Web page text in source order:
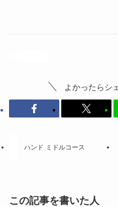
よかったらシ
ハンド ミドルコース
この記事を書いた人